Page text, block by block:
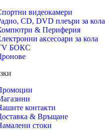
видеокамери
CD, DVD плеъри за кола
& Периферия
аксесоари за кола
БОКС
контакти
& Връщане
стоки